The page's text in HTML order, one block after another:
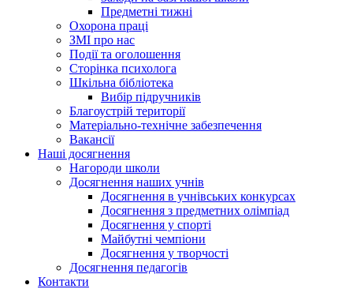
Предметні тижні
Охорона праці
ЗМІ про нас
Події та оголошення
Сторінка психолога
Шкільна бібліотека
Вибір підручників
Благоустрій території
Матеріально-технічне забезпечення
Вакансії
Наші досягнення
Нагороди школи
Досягнення наших учнів
Досягнення в учнівських конкурсах
Досягнення з предметних олімпіад
Досягнення у спорті
Майбутні чемпіони
Досягнення у творчості
Досягнення педагогів
Контакти